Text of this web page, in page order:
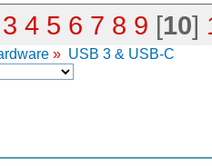
3 4 5 6 7 8 9 [10]
» USB 3 & USB-C